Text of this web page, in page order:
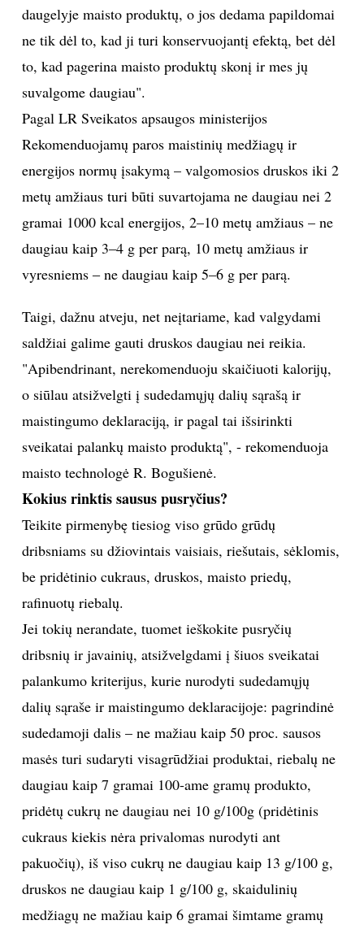
daugelyje maisto produktų, o jos dedama papildomai
ne tik dėl to, kad ji turi konservuojantį efektą, bet dėl
to, kad pagerina maisto produktų skonį ir mes jų
suvalgome daugiau".
Pagal LR Sveikatos apsaugos ministerijos
Rekomenduojamų paros maistinių medžiagų ir
energijos normų įsakymą – valgomosios druskos iki 2
metų amžiaus turi būti suvartojama ne daugiau nei 2
gramai 1000 kcal energijos, 2–10 metų amžiaus – ne
daugiau kaip 3–4 g per parą, 10 metų amžiaus ir
vyresniems ‒ ne daugiau kaip 5–6 g per parą.
Taigi, dažnu atveju, net neįtariame, kad valgydami
saldžiai galime gauti druskos daugiau nei reikia.
"Apibendrinant, nerekomenduoju skaičiuoti kalorijų,
o siūlau atsižvelgti į sudedamųjų dalių sąrašą ir
maistingumo deklaraciją, ir pagal tai išsirinkti
sveikatai palankų maisto produktą", - rekomenduoja
maisto technologė R. Bogušienė.
Kokius rinktis sausus pusryčius?
Teikite pirmenybę tiesiog viso grūdo grūdų
dribsniams su džiovintais vaisiais, riešutais, sėklomis,
be pridėtinio cukraus, druskos, maisto priedų,
rafinuotų riebalų.
Jei tokių nerandate, tuomet ieškokite pusryčių
dribsnių ir javainių, atsižvelgdami į šiuos sveikatai
palankumo kriterijus, kurie nurodyti sudedamųjų
dalių sąraše ir maistingumo deklaracijoje: pagrindinė
sudedamoji dalis – ne mažiau kaip 50 proc. sausos
masės turi sudaryti visagrūdžiai produktai, riebalų ne
daugiau kaip 7 gramai 100-ame gramų produkto,
pridėtų cukrų ne daugiau nei 10 g/100g (pridėtinis
cukraus kiekis nėra privalomas nurodyti ant
pakuočių), iš viso cukrų ne daugiau kaip 13 g/100 g,
druskos ne daugiau kaip 1 g/100 g, skaidulinių
medžiagų ne mažiau kaip 6 gramai šimtame gramų